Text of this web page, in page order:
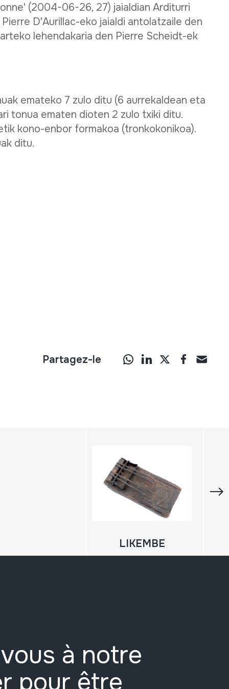
(2004-06-26, 27) jaialdian Arditurri
D'Aurillac-eko jaialdi antolatzaile den
lehendakaria den Pierre Scheidt-ek
emateko 7 zulo ditu (6 aurrekaldean eta
tonua ematen dioten 2 zulo txiki ditu.
kono-enbor formakoa (tronkokonikoa).
ditu.
Partagez-le
LIKEMBE
à notre
pour être